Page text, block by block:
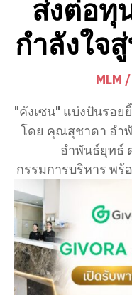
ส่งต่อทุ
กำลังใจ
MLM
"คังเซน" แบ่งปันรอยยิ้มสู่สังคม 'มูลนิ
โดย คุณสุชาดา อำ
อำพันธ์ยุทธ์
กรรมการบริหาร พ